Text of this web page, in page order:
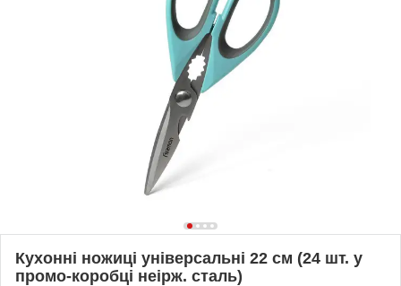
Кухонні ножиці універсальні 22 см (24 шт. у
промо-коробці неірж. сталь)